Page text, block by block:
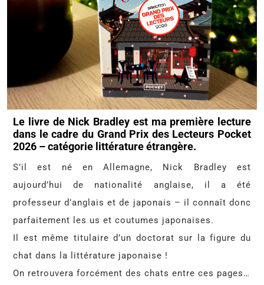
Le livre de Nick Bradley est ma première lecture
dans le cadre du Grand Prix des Lecteurs Pocket
2026 – catégorie littérature étrangère.
S’il est né en Allemagne, Nick Bradley est
aujourd’hui de nationalité anglaise, il a été
professeur d’anglais et de japonais – il connaît donc
parfaitement les us et coutumes japonaises.
Il est même titulaire d’un doctorat sur la figure du
chat dans la littérature japonaise !
On retrouvera forcément des chats entre ces pages…